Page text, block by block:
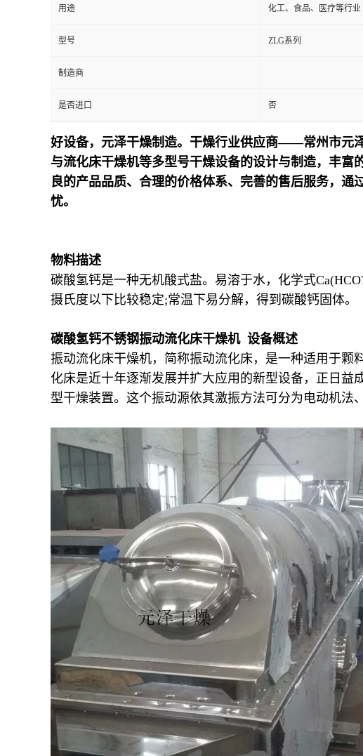
用途 化工、食品、医疗等行业
型号 ZLG系列
制造商
是否进口 否
好设备，元泽干燥制造。干燥行业供应商——常州市元
与流化床干燥机等多型号干燥设备的设计与制造，丰
良的产品品质、合理的价格体系、完善的售后服务，
忧。
物料描述
碳酸氢钙是一种无机酸式盐。易溶于水，化学式
摄氏度以下比较稳定;常温下易分解，得到碳酸钙固体。
碳酸氢钙不锈钢振动流化床干燥机 设备概述
振动流化床干燥机，简称振动流化床，是一种适用于
化床是近十年逐渐发展并扩大应用的新型设备，正日
型干燥装置。这个振动源依其激振方法可分为电动机法